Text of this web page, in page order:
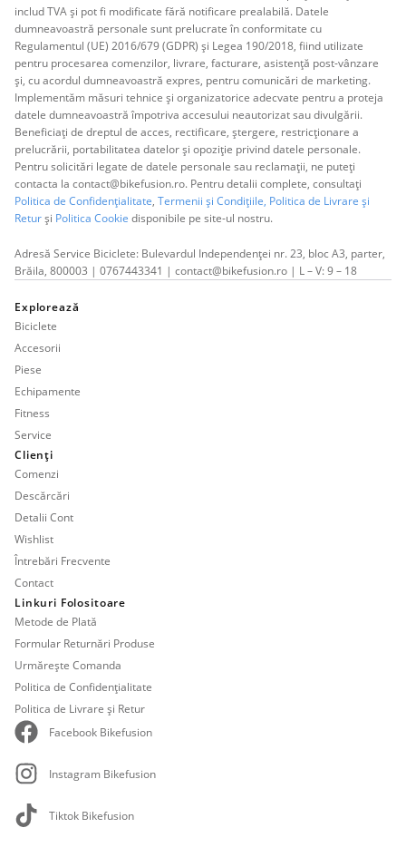
includ TVA și pot fi modificate fără notificare prealabilă. Datele
dumneavoastră personale sunt prelucrate în conformitate cu
Regulamentul (UE) 2016/679 (GDPR) și Legea 190/2018, fiind utilizate
pentru procesarea comenzilor, livrare, facturare, asistență post-vânzare
și, cu acordul dumneavoastră expres, pentru comunicări de marketing.
Implementăm măsuri tehnice și organizatorice adecvate pentru a proteja
datele dumneavoastră împotriva accesului neautorizat sau divulgării.
Beneficiați de dreptul de acces, rectificare, ștergere, restricționare a
prelucrării, portabilitatea datelor și opoziție privind datele personale.
Pentru solicitări legate de datele personale sau reclamații, ne puteți
contacta la contact@bikefusion.ro. Pentru detalii complete, consultați
Politica de Confidențialitate, Termenii și Condițiile, Politica de Livrare și
Returși Politica Cookie disponibile pe site-ul nostru.
Adresă Service Biciclete: Bulevardul Independenței nr. 23, bloc A3, parter,
Brăila, 800003 | 0767443341 | contact@bikefusion.ro | L – V: 9 – 18
Explorează
Biciclete
Accesorii
Piese
Echipamente
Fitness
Service
Clienți
Comenzi
Descărcări
Detalii Cont
Wishlist
Întrebări Frecvente
Contact
Linkuri Folositoare
Metode de Plată
Formular Returnări Produse
Urmărește Comanda
Politica de Confidențialitate
Politica de Livrare și Retur
Facebook Bikefusion
Instagram Bikefusion
Tiktok Bikefusion